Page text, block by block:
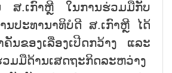
ສ.ເກົາຫຼີ ໃນການຮ່ວມມືກັບ
ນປະທານາທິບໍດີ ສ.ເກົາຫຼີ ໄດ້
ນຂອງເລື່ອງເປີດກວ້າງ ແລະ
ມມືດ້ານເສດຖະກິດລະຫວ່າງ